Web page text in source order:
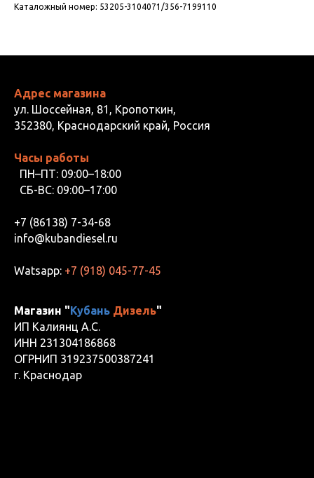
Каталожный номер: 53205-3104071/356-7199110
Адрес магазина
ул. Шоссейная, 81, Кропоткин,
352380, Краснодарский край, Россия
Часы работы
ПН–ПТ: 09:00–18:00
СБ-ВС: 09:00–17:00
+7 (86138) 7-34-68
info@kubandiesel.ru
Watsapp: +7 (918) 045-77-45
Магазин "Кубань Дизель"
ИП Калиянц А.С.
ИНН 231304186868
ОГРНИП 319237500387241
г. Краснодар